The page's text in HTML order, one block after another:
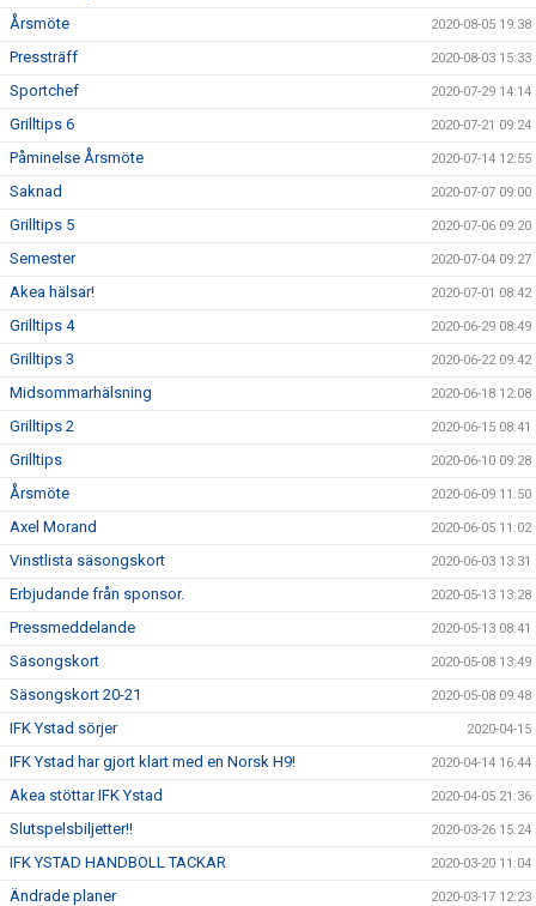
Årsmöte 2020-08-05 19:38
Pressträff 2020-08-03 15:33
Sportchef 2020-07-29 14:14
Grilltips 6 2020-07-21 09:24
Påminelse Årsmöte 2020-07-14 12:55
Saknad 2020-07-07 09:00
Grilltips 5 2020-07-06 09:20
Semester 2020-07-04 09:27
Akea hälsar! 2020-07-01 08:42
Grilltips 4 2020-06-29 08:49
Grilltips 3 2020-06-22 09:42
Midsommarhälsning 2020-06-18 12:08
Grilltips 2 2020-06-15 08:41
Grilltips 2020-06-10 09:28
Årsmöte 2020-06-09 11:50
Axel Morand 2020-06-05 11:02
Vinstlista säsongskort 2020-06-03 13:31
Erbjudande från sponsor. 2020-05-13 13:28
Pressmeddelande 2020-05-13 08:41
Säsongskort 2020-05-08 13:49
Säsongskort 20-21 2020-05-08 09:48
IFK Ystad sörjer 2020-04-15
IFK Ystad har gjort klart med en Norsk H9! 2020-04-14 16:44
Akea stöttar IFK Ystad 2020-04-05 21:36
Slutspelsbiljetter!! 2020-03-26 15:24
IFK YSTAD HANDBOLL TACKAR 2020-03-20 11:04
Ändrade planer 2020-03-17 12:23